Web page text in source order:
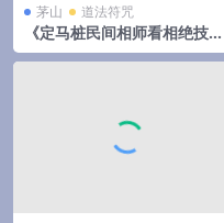
茅山 道法符咒
《定马桩民间相师看相绝技秘
法》pdf 144页，手抄本,拍照
电子版。